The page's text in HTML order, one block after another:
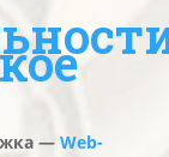
— Web-